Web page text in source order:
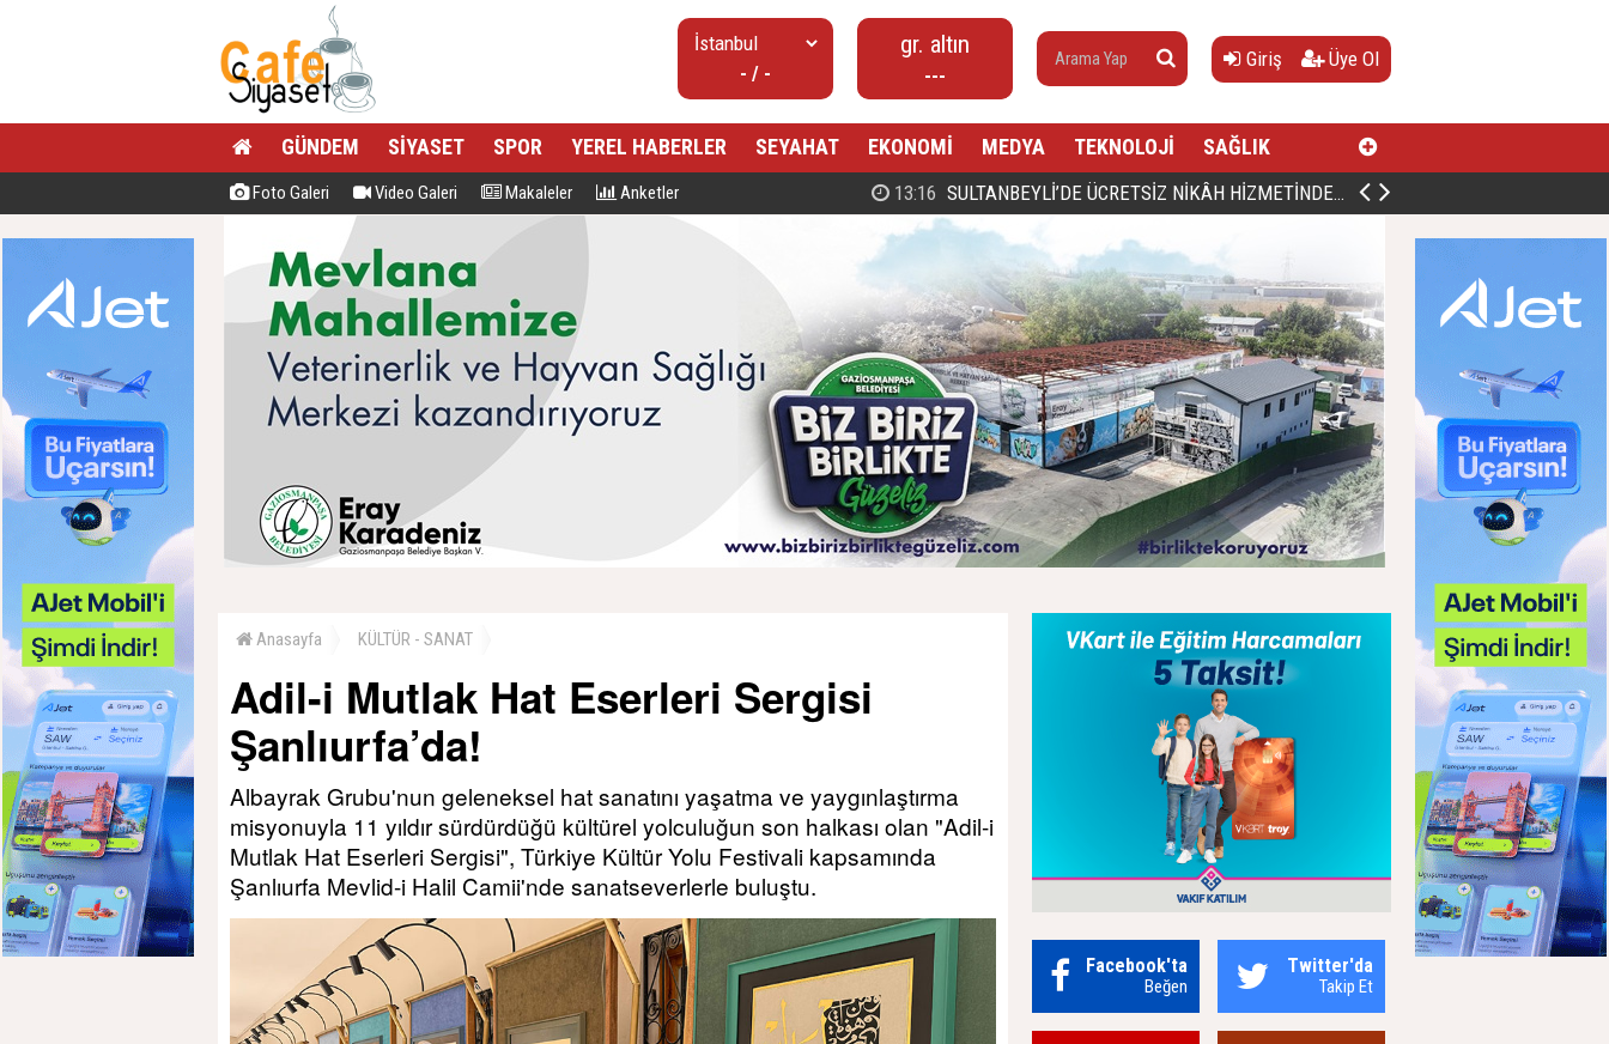
- / -
gr. altın
---
Giriş Üye Ol
GÜNDEM SİYASET SPOR YEREL HABERLER SEYAHAT EKONOMİ MEDYA TEKNOLOJİ SAĞLIK
Foto Galeri Video Galeri Makaleler Anketler 00:27 PROF. DR. MAHMUD ESAD COŞAN, DOĞUMUNUN HİCRÎ 91. YILINDA ELAZIĞ'DA YÂD EDİLECEK
Anasayfa KÜLTÜR - SANAT
Adil-i Mutlak Hat Eserleri Sergisi
Şanlıurfa’da!
Albayrak Grubu'nun geleneksel hat sanatını yaşatma ve yaygınlaştırma
misyonuyla 11 yıldır sürdürdüğü kültürel yolculuğun son halkası olan "Adil-i
Mutlak Hat Eserleri Sergisi", Türkiye Kültür Yolu Festivali kapsamında
Şanlıurfa Mevlid-i Halil Camii'nde sanatseverlerle buluştu.
Facebook'ta
Beğen
Twitter'da
Takip Et